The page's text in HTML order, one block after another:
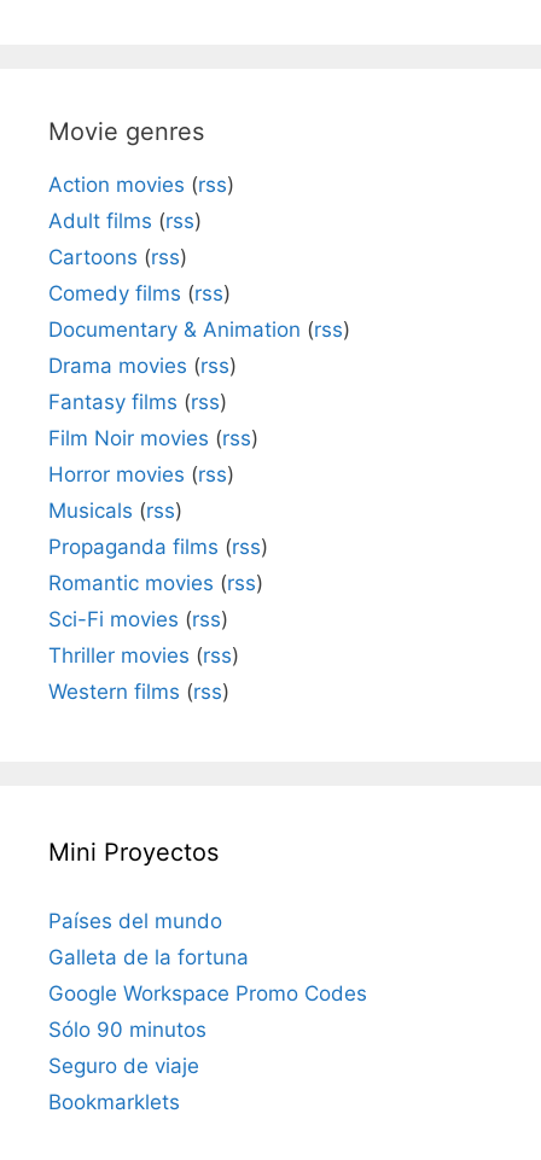
Movie genres
Action movies (rss)
Adult films (rss)
Cartoons (rss)
Comedy films (rss)
Documentary & Animation (rss)
Drama movies (rss)
Fantasy films (rss)
Film Noir movies (rss)
Horror movies (rss)
Musicals (rss)
Propaganda films (rss)
Romantic movies (rss)
Sci-Fi movies (rss)
Thriller movies (rss)
Western films (rss)
Mini Proyectos
Países del mundo
Galleta de la fortuna
Google Workspace Promo Codes
Sólo 90 minutos
Seguro de viaje
Bookmarklets